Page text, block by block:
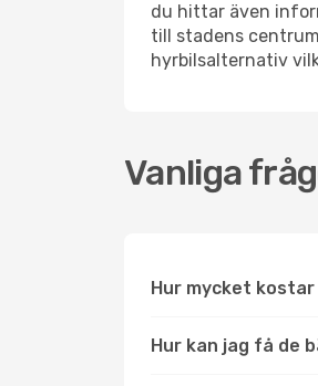
du hittar även
till stadens
hyrbilsalternativ
Vanliga
Hur mycket
Hur kan jag få de